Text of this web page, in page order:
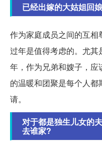
已经出嫁的大姑姐回
作为家庭成员之间的互
过年是值得考虑的。尤
年，作为兄弟和嫂子，
的温暖和团聚是每个人
请。
对于都是独生儿女的
去谁家?